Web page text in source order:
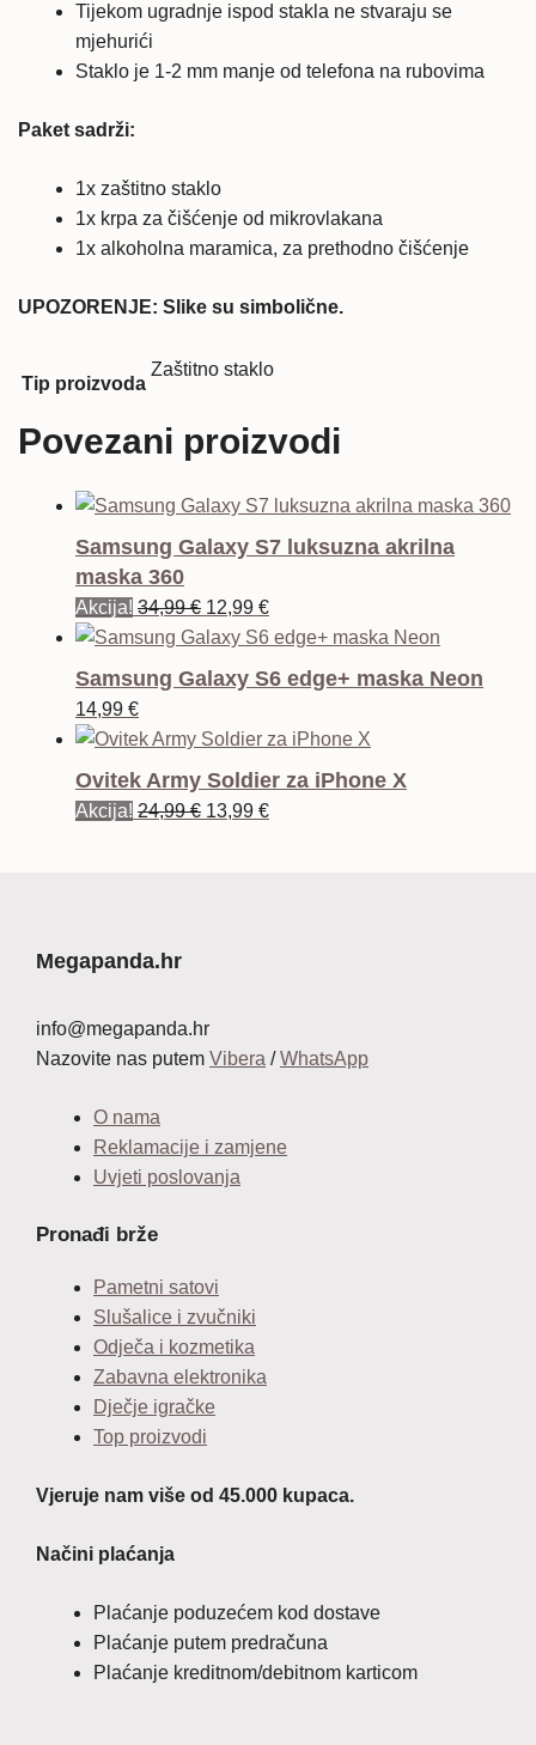
Tijekom ugradnje ispod stakla ne stvaraju se
mjehurići
Staklo je 1-2 mm manje od telefona na rubovima
Paket sadrži:
1x zaštitno staklo
1x krpa za čišćenje od mikrovlakana
1x alkoholna maramica, za prethodno čišćenje
UPOZORENJE: Slike su simbolične.
Tip proizvoda
Zaštitno staklo
Povezani proizvodi
Samsung Galaxy S7 luksuzna akrilna
maska 360
Akcija! 34,99€ Izvorna
cijena
bila
12,99 €Trenutna
cijena
12,99 €.
Samsung Galaxy S6 edge+ maska Neon
14,99 €
Ovitek Army Soldier za iPhone X
Akcija! 24,99€ Izvorna
13,99 €Trenutna
Megapanda.hr
info@megapanda.hr
Nazovite nas putem Vibera /WhatsApp
O nama
Reklamacije i zamjene
Uvjeti poslovanja
Pronađi brže
Pametni satovi
Slušalice i zvučniki
Odječa i kozmetika
Zabavna elektronika
Dječje igračke
Top proizvodi
Vjeruje nam više od 45.000 kupaca.
Načini plaćanja
Plaćanje poduzećem kod dostave
Plaćanje putem predračuna
Plaćanje kreditnom/debitnom karticom